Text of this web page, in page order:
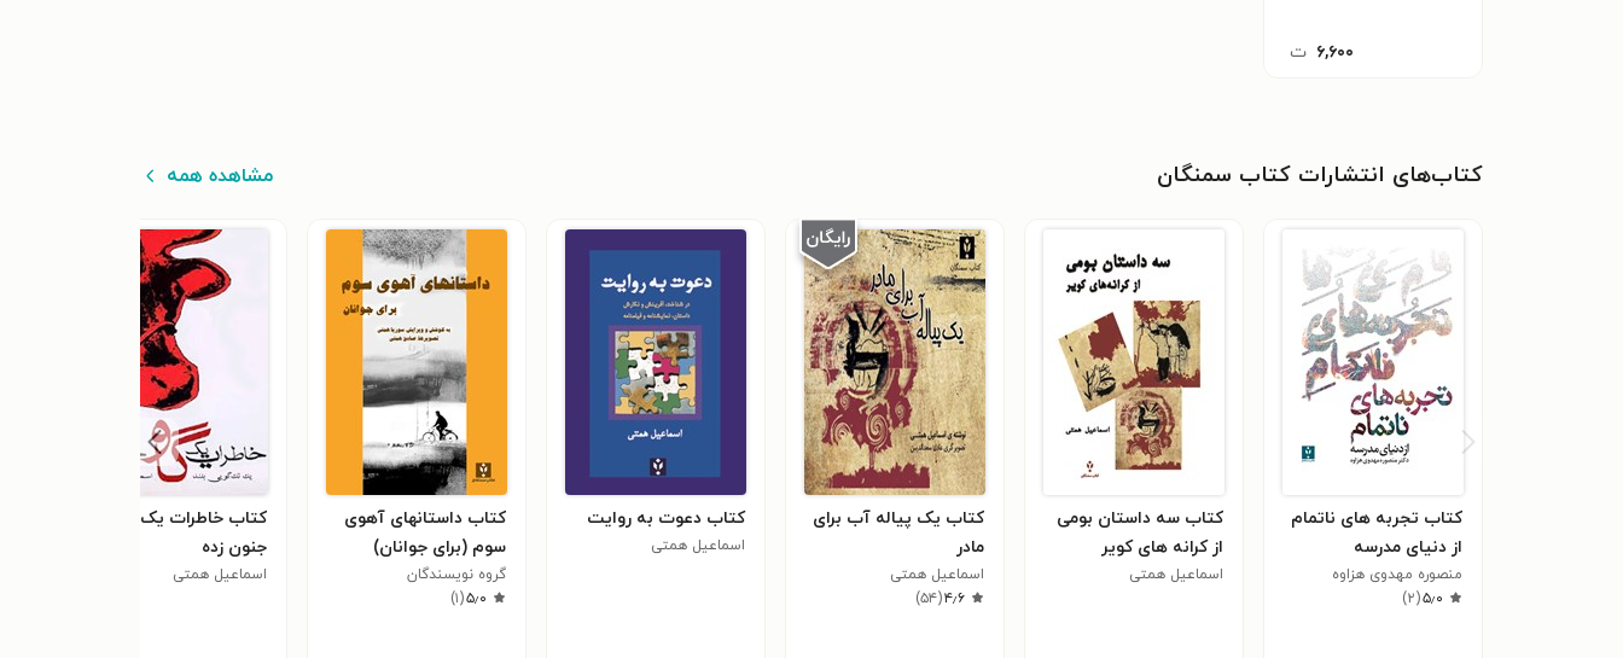
۶,۶۰۰ ت
کتاب‌های انتشارات کتاب سمنگان مشاهده همه
کتاب تجربه های ناتمام
از دنیای مدرسه
منصوره مهدوی هزاوه
۵٫۰(۲)
کتاب سه داستان بومی
از کرانه های کویر
اسماعیل همتی
کتاب یک پیاله آب برای
مادر
اسماعیل همتی
۴٫۶(۵۴)
کتاب دعوت به روایت
اسماعیل همتی
کتاب داستانهای آهوی
سوم (برای جوانان)
گروه نویسندگان
۵٫۰(۱)
کتاب خاطرات یک گاو
جنون زده
اسماعیل همتی